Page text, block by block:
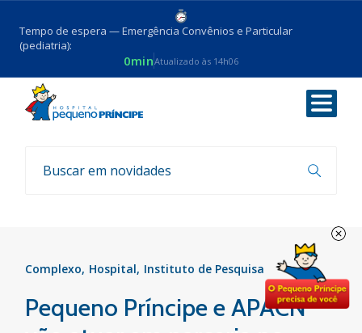
Tempo de espera — Emergência Convênios e Particular
(pediatria):
0minAtualizado às 14h06
Voltar
Notícias
Complexo Hospital Instituto de Pesquisa
Pequeno Príncipe e APACN